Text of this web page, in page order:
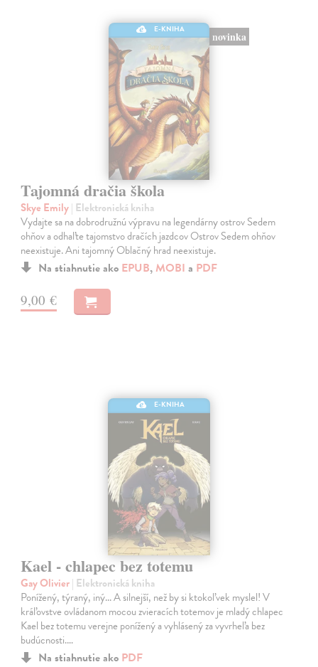
E-KNIHA
novinka
Tajomná dračia škola
Skye Emily| Elektronická kniha
Vydajte sa na dobrodružnú výpravu na legendárny ostrov Sedem
ohňov a odhaľte tajomstvo dračích jazdcov Ostrov Sedem ohňov
neexistuje. Ani tajomný Oblačný hrad neexistuje.
Na stiahnutie ako EPUB, MOBI a PDF
9,00 €
E-KNIHA
Kael - chlapec bez totemu
Gay Olivier| Elektronická kniha
Ponížený, týraný, iný... A silnejší, než by si ktokoľvek myslel! V
kráľovstve ovládanom mocou zvieracích totemov je mladý chlapec
Kael bez totemu verejne ponížený a vyhlásený za vyvrheľa bez
budúcnosti.…
Na stiahnutie ako PDF